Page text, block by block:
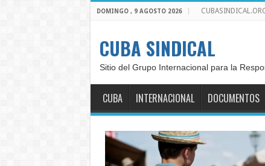
DOMINGO , 9 AGOSTO 2026
CUBA SINDICAL
Sitio del Grupo Internacional para la
CUBA INTERNACIONAL DOCUMENTOS